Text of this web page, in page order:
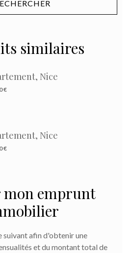
similaires
Nice
€
Nice
€
mon emprunt
afin d'obtenir une
et du montant total de